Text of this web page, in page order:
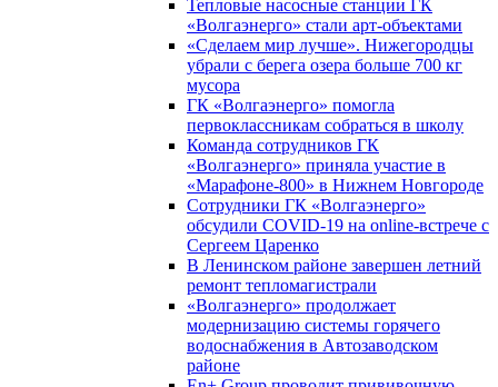
Тепловые насосные станции ГК
«Волгаэнерго» стали арт-объектами
«Сделаем мир лучше». Нижегородцы
убрали с берега озера больше 700 кг
мусора
ГК «Волгаэнерго» помогла
первоклассникам собраться в школу
Команда сотрудников ГК
«Волгаэнерго» приняла участие в
«Марафоне-800» в Нижнем Новгороде
Сотрудники ГК «Волгаэнерго»
обсудили COVID-19 на online-встрече с
Сергеем Царенко
В Ленинском районе завершен летний
ремонт тепломагистрали
«Волгаэнерго» продолжает
модернизацию системы горячего
водоснабжения в Автозаводском
районе